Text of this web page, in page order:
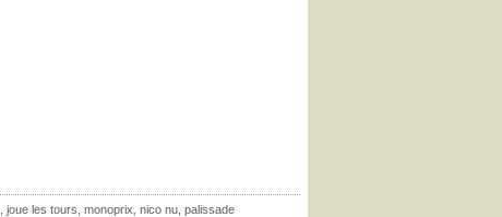
joue les tours monoprix nico nu palissade